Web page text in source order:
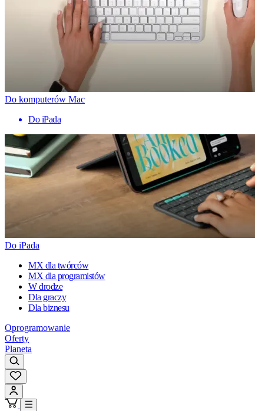
Do komputerów Mac
Do iPada
Do iPada
MX dla twórców
MX dla programistów
W drodze
Dla graczy
Dla biznesu
Oprogramowanie
Oferty
Planeta